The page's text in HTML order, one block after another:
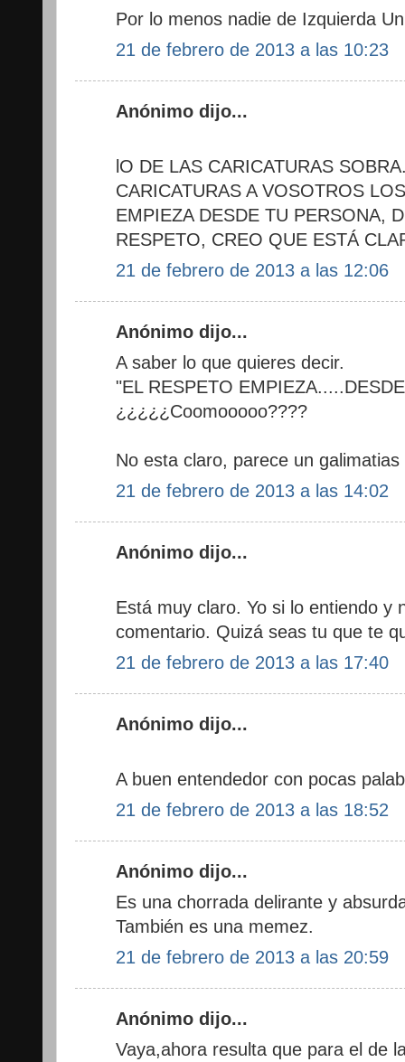
Por lo menos nadie de Izquierda
21 de febrero de 2013 a las 10:23
Anónimo dijo...
lO DE LAS CARICATURAS
CARICATURAS A VOSOTROS
EMPIEZA DESDE TU PERSONA,
RESPETO, CREO QUE ESTÁ
21 de febrero de 2013 a las 12:06
Anónimo dijo...
A saber lo que quieres decir.
"EL RESPETO
¿¿¿¿¿Coomooooo????
No esta claro, parece un
21 de febrero de 2013 a las 14:02
Anónimo dijo...
Está muy claro. Yo si lo entiendo y
comentario. Quizá seas tu que te
21 de febrero de 2013 a las 17:40
Anónimo dijo...
A buen entendedor con pocas
21 de febrero de 2013 a las 18:52
Anónimo dijo...
Es una chorrada delirante y
También es una memez.
21 de febrero de 2013 a las 20:59
Anónimo dijo...
Vaya,ahora resulta que para el de